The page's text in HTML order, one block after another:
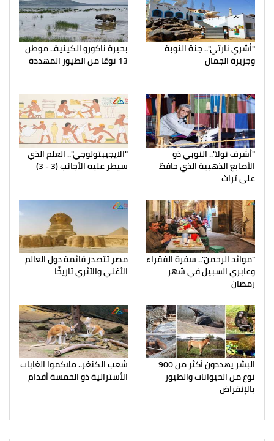
"أشري نارتي".. جنة النوبة
وجزيرة الجمال
بحيرة ناكورو الكينية.. موطن
13 نوعًا من الطيور المهددة
"أشرف نولا".. النوبي ذو
الأصابع الذهبية الذي حافظ
علي تراث
"الايجيبتولوجي".. العلم الذي
سيطر عليه الأجانب (3 - 3)
"موائد الرحمن".. سفرة الفقراء
وعابري السبيل في شهر
رمضان
مصر تتصدر قائمة دول العالم
الأغني والآثري تاريخًا
البشر يهددون أكثر من 900
نوع من الحيوانات والطيور
بالإنقراض
شعب الكنغر.. ملاكموا الغابات
الأسترالية ذو الخمسة أقدام